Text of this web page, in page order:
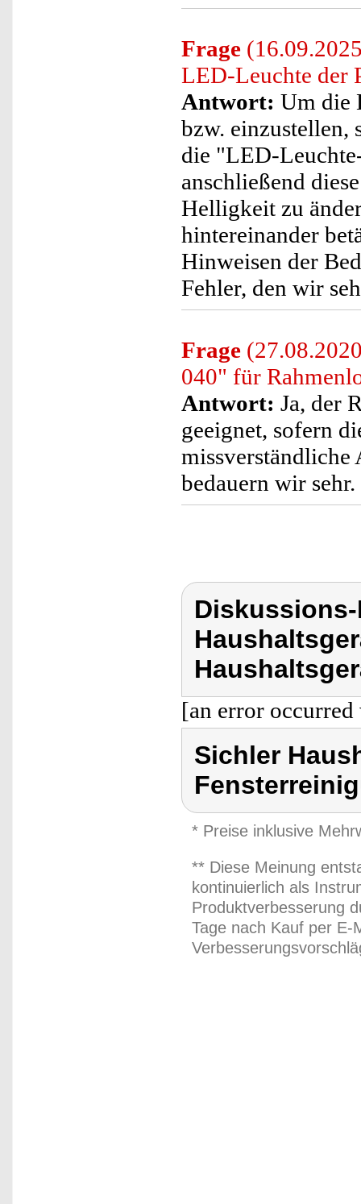
Frage
LED-Leuchte der
Antwort: Um die
bzw. einzustellen,
die "LED-
anschließend
Helligkeit zu
hintereinander
Hinweisen der
Fehler, den wir
Frage
040" für
Antwort: Ja, der
geeignet, sofern
missverständliche
bedauern wir sehr.
[an error
Sichler
* Preise inklusive
** Diese Meinung
kontinuierlich als
Produktverbesserung
Tage nach Kauf per E-